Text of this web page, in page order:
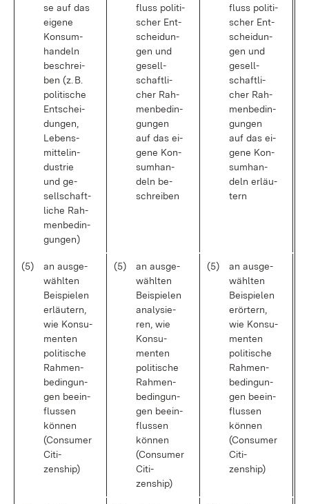
se auf das
ei­ge­ne
Kon­sum­
han­deln
be­schrei­
ben (z. B.
po­li­ti­sche
Ent­schei­
dun­gen,
Le­bens­
mit­tel­in­
dus­trie
und ge­
sell­schaft­
li­che Rah­
men­be­din­
gun­gen)
fluss po­li­ti­
scher Ent­
schei­dun­
gen und
ge­sell­
schaft­li­
cher Rah­
men­be­din­
gun­gen
auf das ei­
ge­ne Kon­
sum­han­
deln be­
schrei­ben
fluss po­li­ti­
scher Ent­
schei­dun­
gen und
ge­sell­
schaft­li­
cher Rah­
men­be­din­
gun­gen
auf das ei­
ge­ne Kon­
sum­han­
deln er­läu­
tern
(5)
an aus­ge­
wähl­ten
Bei­spie­len
er­läu­tern,
wie Kon­su­
men­ten
po­li­ti­sche
Rah­men­
be­din­gun­
gen be­ein­
flus­sen
kön­nen
(Con­su­mer
Ci­ti­
zenship)
(5)
an aus­ge­
wähl­ten
Bei­spie­len
ana­ly­sie­
ren, wie
Kon­su­
men­ten
po­li­ti­sche
Rah­men­
be­din­gun­
gen be­ein­
flus­sen
kön­nen
(Con­su­mer
Ci­ti­
zenship)
(5)
an aus­ge­
wähl­ten
Bei­spie­len
er­ör­tern,
wie Kon­su­
men­ten
po­li­ti­sche
Rah­men­
be­din­gun­
gen be­ein­
flus­sen
kön­nen
(Con­su­mer
Ci­ti­
zenship)